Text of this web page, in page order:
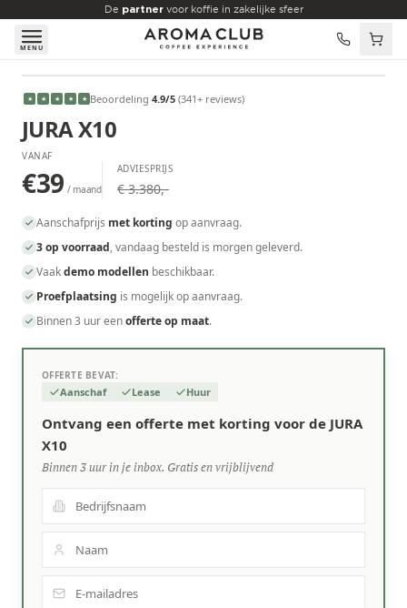
Skip to main content
De partnervoor koffie in zakelijke sfeer
MENU
VANAF
€39
★ ★ ★ ★ ★ Beoordeling 4.9/5 (341+ reviews)
JURA X10
VANAF
€39 / maand
ADVIESPRIJS
€ 3.380,-
Aanschafprijs met korting op aanvraag.
3 op voorraad, vandaag besteld is morgen geleverd.
Vaakdemo modellen beschikbaar.
Proefplaatsing is mogelijk op aanvraag.
Binnen 3 uur eenofferte op maat.
OFFERTE BEVAT:
Aanschaf Lease Huur
Ontvang een offerte met korting voor de JURA
X10
Binnen 3 uur in je inbox. Gratis en vrijblijvend